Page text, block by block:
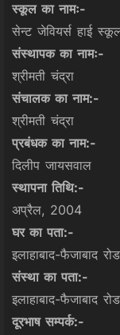
स्कूल का नामः-
सेन्ट जेवियर्स हाई
संस्थापक का नामः-
श्रीमती चंद्रा
संचालक का नाम:-
श्रीमती चंद्रा
प्रबंधक का नाम:-
दिलीप जायसवाल
स्थापना तिथि:-
अप्रैल, 2004
घर का पता:-
इलाहाबाद-फैजाबाद
संस्था का पता:-
इलाहाबाद-फैजाबाद
दूरभाष सम्पर्क:-